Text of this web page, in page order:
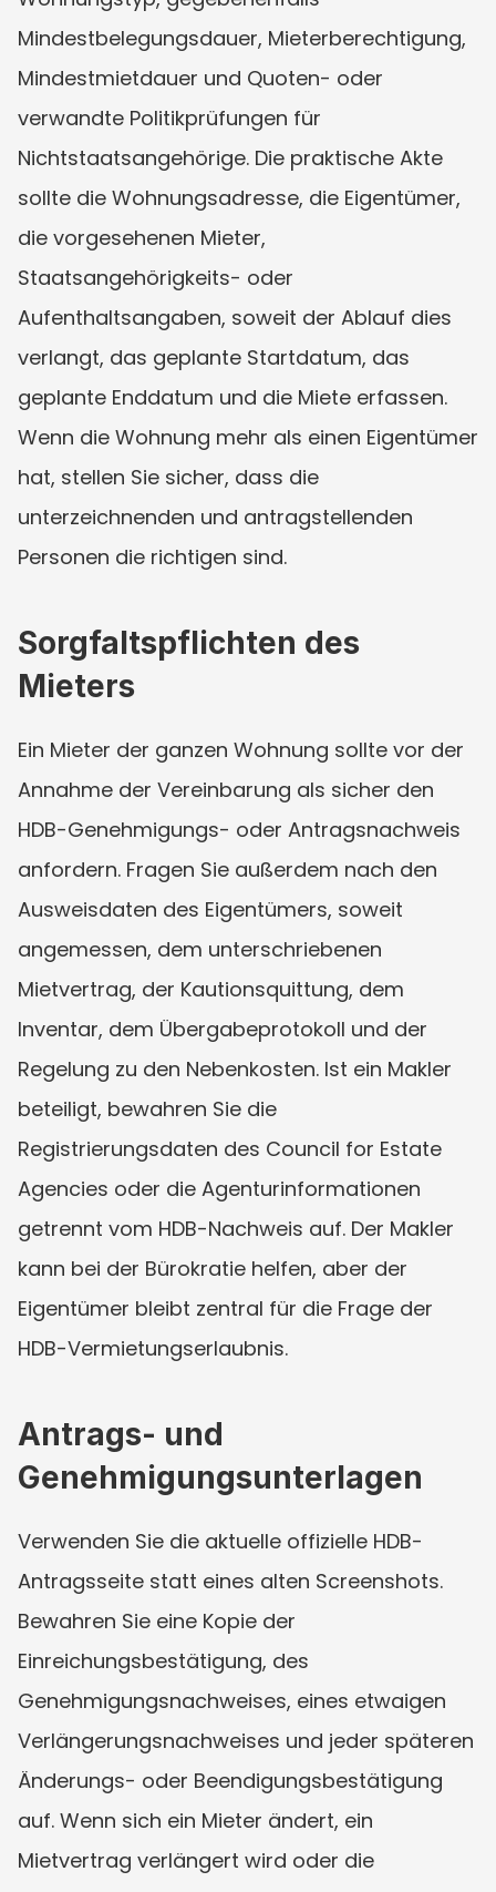
Mindestbelegungsdauer, Mieterberechtigung,
Mindestmietdauer und Quoten- oder
verwandte Politikprüfungen für
Nichtstaatsangehörige. Die praktische Akte
sollte die Wohnungsadresse, die Eigentümer,
die vorgesehenen Mieter,
Staatsangehörigkeits- oder
Aufenthaltsangaben, soweit der Ablauf dies
verlangt, das geplante Startdatum, das
geplante Enddatum und die Miete erfassen.
Wenn die Wohnung mehr als einen Eigentümer
hat, stellen Sie sicher, dass die
unterzeichnenden und antragstellenden
Personen die richtigen sind.
Sorgfaltspflichten des
Mieters
Ein Mieter der ganzen Wohnung sollte vor der
Annahme der Vereinbarung als sicher den
HDB-Genehmigungs- oder Antragsnachweis
anfordern. Fragen Sie außerdem nach den
Ausweisdaten des Eigentümers, soweit
angemessen, dem unterschriebenen
Mietvertrag, der Kautionsquittung, dem
Inventar, dem Übergabeprotokoll und der
Regelung zu den Nebenkosten. Ist ein Makler
beteiligt, bewahren Sie die
Registrierungsdaten des Council for Estate
Agencies oder die Agenturinformationen
getrennt vom HDB-Nachweis auf. Der Makler
kann bei der Bürokratie helfen, aber der
Eigentümer bleibt zentral für die Frage der
HDB-Vermietungserlaubnis.
Antrags- und
Genehmigungsunterlagen
Verwenden Sie die aktuelle offizielle HDB-
Antragsseite statt eines alten Screenshots.
Bewahren Sie eine Kopie der
Einreichungsbestätigung, des
Genehmigungsnachweises, eines etwaigen
Verlängerungsnachweises und jeder späteren
Änderungs- oder Beendigungsbestätigung
auf. Wenn sich ein Mieter ändert, ein
Mietvertrag verlängert wird oder die